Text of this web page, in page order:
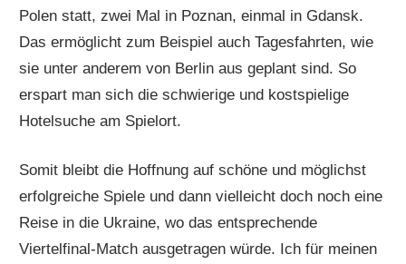
Polen statt, zwei Mal in Poznan, einmal in Gdansk.
Das ermöglicht zum Beispiel auch Tagesfahrten, wie
sie unter anderem von Berlin aus geplant sind. So
erspart man sich die schwierige und kostspielige
Hotelsuche am Spielort.
Somit bleibt die Hoffnung auf schöne und möglichst
erfolgreiche Spiele und dann vielleicht doch noch eine
Reise in die Ukraine, wo das entsprechende
Viertelfinal-Match ausgetragen würde. Ich für meinen